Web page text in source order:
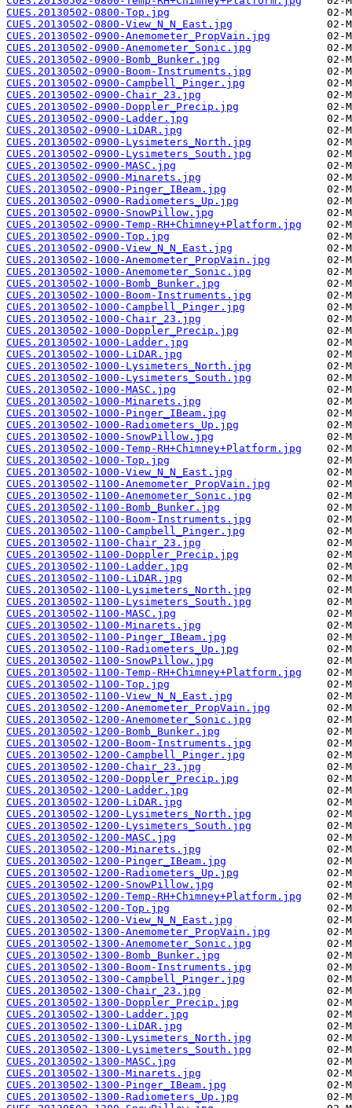
CUES.20130502-0800-Top.jpg
CUES.20130502-0800-View_N_N_East.jpg
CUES.20130502-0900-Anemometer_PropVain.jpg
CUES.20130502-0900-Anemometer_Sonic.jpg
CUES.20130502-0900-Bomb_Bunker.jpg
CUES.20130502-0900-Boom-Instruments.jpg
CUES.20130502-0900-Campbell_Pinger.jpg
CUES.20130502-0900-Chair_23.jpg
CUES.20130502-0900-Doppler_Precip.jpg
CUES.20130502-0900-Ladder.jpg
CUES.20130502-0900-LiDAR.jpg
CUES.20130502-0900-Lysimeters_North.jpg
CUES.20130502-0900-Lysimeters_South.jpg
CUES.20130502-0900-MASC.jpg
CUES.20130502-0900-Minarets.jpg
CUES.20130502-0900-Pinger_IBeam.jpg
CUES.20130502-0900-Radiometers_Up.jpg
CUES.20130502-0900-SnowPillow.jpg
CUES.20130502-0900-Temp-RH+Chimney+Platform.jpg
CUES.20130502-0900-Top.jpg
CUES.20130502-0900-View_N_N_East.jpg
CUES.20130502-1000-Anemometer_PropVain.jpg
CUES.20130502-1000-Anemometer_Sonic.jpg
CUES.20130502-1000-Bomb_Bunker.jpg
CUES.20130502-1000-Boom-Instruments.jpg
CUES.20130502-1000-Campbell_Pinger.jpg
CUES.20130502-1000-Chair_23.jpg
CUES.20130502-1000-Doppler_Precip.jpg
CUES.20130502-1000-Ladder.jpg
CUES.20130502-1000-LiDAR.jpg
CUES.20130502-1000-Lysimeters_North.jpg
CUES.20130502-1000-Lysimeters_South.jpg
CUES.20130502-1000-MASC.jpg
CUES.20130502-1000-Minarets.jpg
CUES.20130502-1000-Pinger_IBeam.jpg
CUES.20130502-1000-Radiometers_Up.jpg
CUES.20130502-1000-SnowPillow.jpg
CUES.20130502-1000-Temp-RH+Chimney+Platform.jpg
CUES.20130502-1000-Top.jpg
CUES.20130502-1000-View_N_N_East.jpg
CUES.20130502-1100-Anemometer_PropVain.jpg
CUES.20130502-1100-Anemometer_Sonic.jpg
CUES.20130502-1100-Bomb_Bunker.jpg
CUES.20130502-1100-Boom-Instruments.jpg
CUES.20130502-1100-Campbell_Pinger.jpg
CUES.20130502-1100-Chair_23.jpg
CUES.20130502-1100-Doppler_Precip.jpg
CUES.20130502-1100-Ladder.jpg
CUES.20130502-1100-LiDAR.jpg
CUES.20130502-1100-Lysimeters_North.jpg
CUES.20130502-1100-Lysimeters_South.jpg
CUES.20130502-1100-MASC.jpg
CUES.20130502-1100-Minarets.jpg
CUES.20130502-1100-Pinger_IBeam.jpg
CUES.20130502-1100-Radiometers_Up.jpg
CUES.20130502-1100-SnowPillow.jpg
CUES.20130502-1100-Temp-RH+Chimney+Platform.jpg
CUES.20130502-1100-Top.jpg
CUES.20130502-1100-View_N_N_East.jpg
CUES.20130502-1200-Anemometer_PropVain.jpg
CUES.20130502-1200-Anemometer_Sonic.jpg
CUES.20130502-1200-Bomb_Bunker.jpg
CUES.20130502-1200-Boom-Instruments.jpg
CUES.20130502-1200-Campbell_Pinger.jpg
CUES.20130502-1200-Chair_23.jpg
CUES.20130502-1200-Doppler_Precip.jpg
CUES.20130502-1200-Ladder.jpg
CUES.20130502-1200-LiDAR.jpg
CUES.20130502-1200-Lysimeters_North.jpg
CUES.20130502-1200-Lysimeters_South.jpg
CUES.20130502-1200-MASC.jpg
CUES.20130502-1200-Minarets.jpg
CUES.20130502-1200-Pinger_IBeam.jpg
CUES.20130502-1200-Radiometers_Up.jpg
CUES.20130502-1200-SnowPillow.jpg
CUES.20130502-1200-Temp-RH+Chimney+Platform.jpg
CUES.20130502-1200-Top.jpg
CUES.20130502-1200-View_N_N_East.jpg
CUES.20130502-1300-Anemometer_PropVain.jpg
CUES.20130502-1300-Anemometer_Sonic.jpg
CUES.20130502-1300-Bomb_Bunker.jpg
CUES.20130502-1300-Boom-Instruments.jpg
CUES.20130502-1300-Campbell_Pinger.jpg
CUES.20130502-1300-Chair_23.jpg
CUES.20130502-1300-Doppler_Precip.jpg
CUES.20130502-1300-Ladder.jpg
CUES.20130502-1300-LiDAR.jpg
CUES.20130502-1300-Lysimeters_North.jpg
CUES.20130502-1300-Lysimeters_South.jpg
CUES.20130502-1300-MASC.jpg
CUES.20130502-1300-Minarets.jpg
CUES.20130502-1300-Pinger_IBeam.jpg
CUES.20130502-1300-Radiometers_Up.jpg